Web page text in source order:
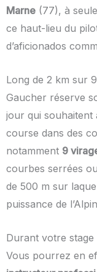
Marne (77), à
ce haut-lieu du
d’aficionados
Long de 2 km sur
Gaucher réserve
jour qui souhaitent
course dans des
notamment 9
courbes serrées
de 500 m sur
puissance de
Durant votre
Vous pourrez en